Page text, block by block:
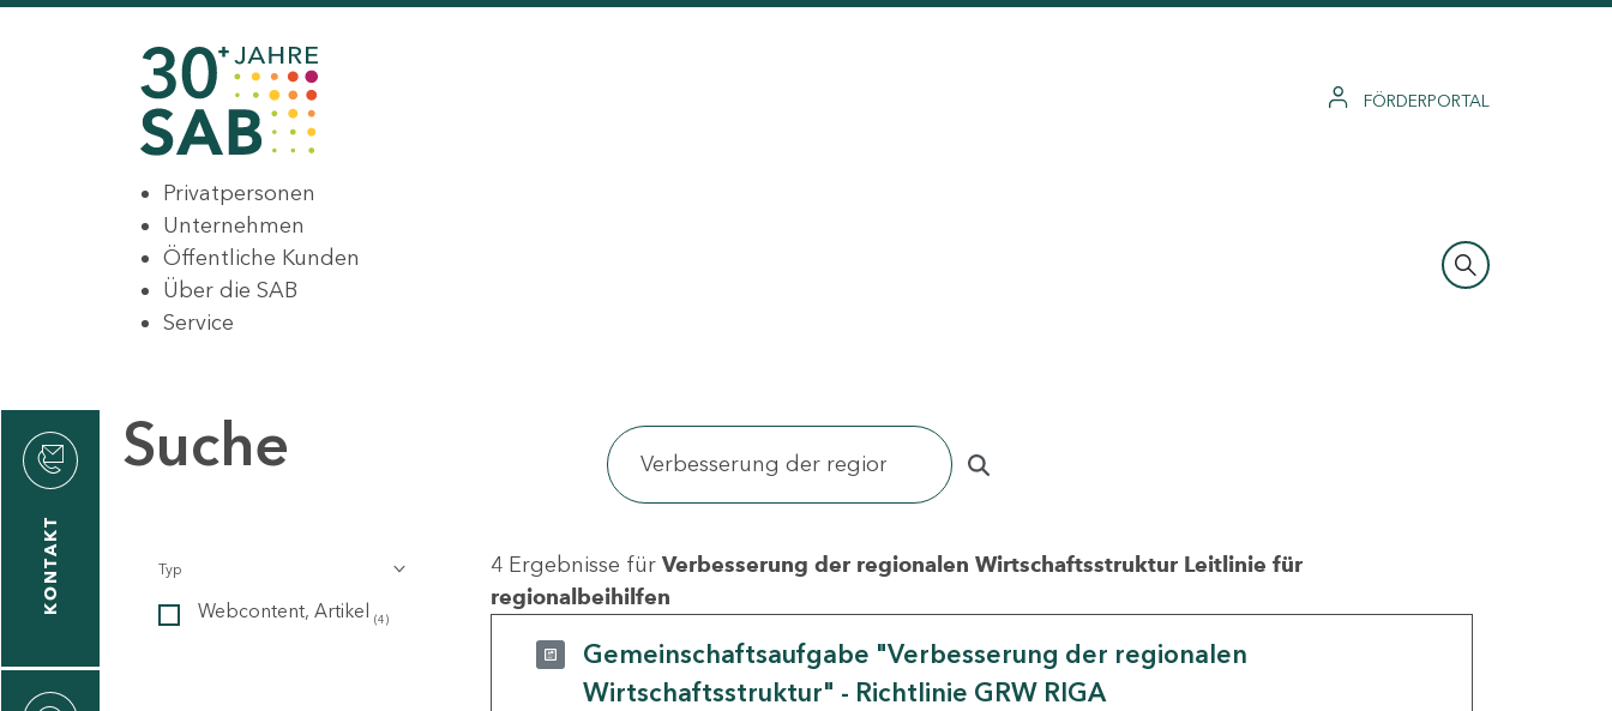
FÖRDERPORTAL
Privatpersonen
Unternehmen
Öffentliche Kunden
Über die SAB
Service
KONTAKT
Suche
Typ
Webcontent, Artikel (4)
4 Ergebnisse für Verbesserung der regionalen Wirtschaftsstruktur Leitlinie für
regionalbeihilfen
Gemeinschaftsaufgabe "Verbesserung der regionalen
Wirtschaftsstruktur" - Richtlinie GRW RIGA